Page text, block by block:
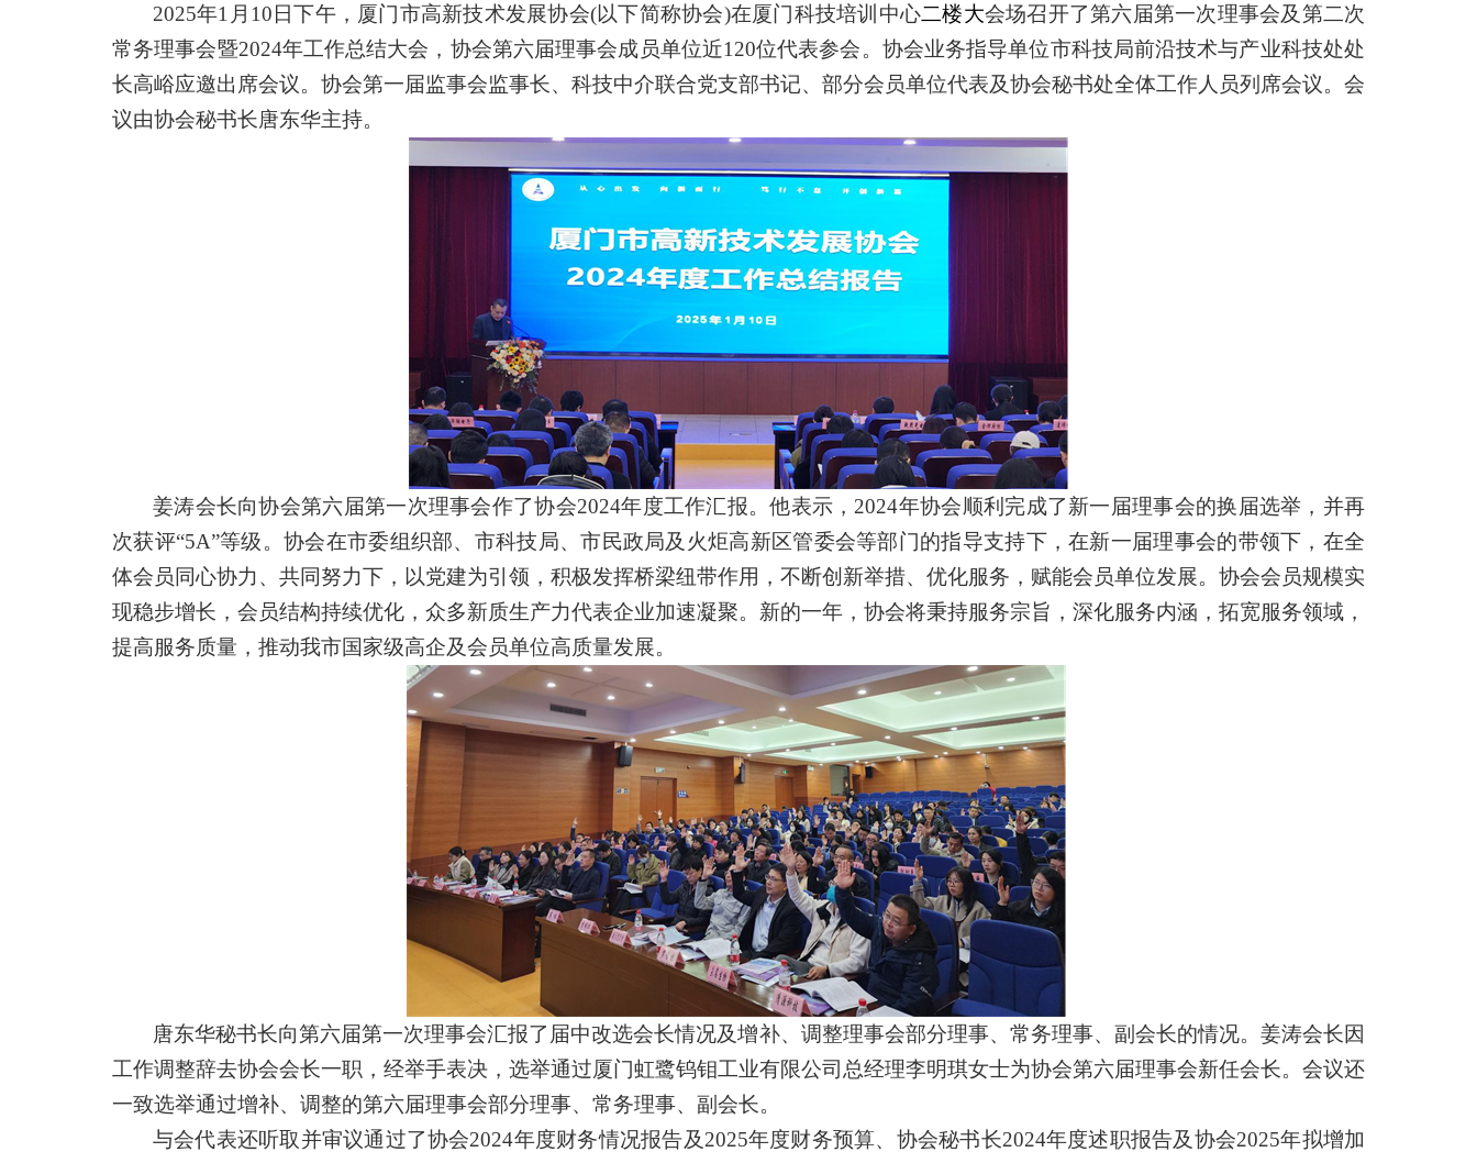
2025年1月10日下午，厦门市高新技术发展协会(以下简称协会)在厦门科技培训中心二楼大会场召开了第六届第一次理事会及第二次
常务理事会暨2024年工作总结大会，协会第六届理事会成员单位近120位代表参会。协会业务指导单位市科技局前沿技术与产业科技处处
长高峪应邀出席会议。协会第一届监事会监事长、科技中介联合党支部书记、部分会员单位代表及协会秘书处全体工作人员列席会议。会
议由协会秘书长唐东华主持。
姜涛会长向协会第六届第一次理事会作了协会2024年度工作汇报。他表示，2024年协会顺利完成了新一届理事会的换届选举，并再
次获评“5A”等级。协会在市委组织部、市科技局、市民政局及火炬高新区管委会等部门的指导支持下，在新一届理事会的带领下，在全
体会员同心协力、共同努力下，以党建为引领，积极发挥桥梁纽带作用，不断创新举措、优化服务，赋能会员单位发展。协会会员规模实
现稳步增长，会员结构持续优化，众多新质生产力代表企业加速凝聚。新的一年，协会将秉持服务宗旨，深化服务内涵，拓宽服务领域，
提高服务质量，推动我市国家级高企及会员单位高质量发展。
唐东华秘书长向第六届第一次理事会汇报了届中改选会长情况及增补、调整理事会部分理事、常务理事、副会长的情况。姜涛会长因
工作调整辞去协会会长一职，经举手表决，选举通过厦门虹鹭钨钼工业有限公司总经理李明琪女士为协会第六届理事会新任会长。会议还
一致选举通过增补、调整的第六届理事会部分理事、常务理事、副会长。
与会代表还听取并审议通过了协会2024年度财务情况报告及2025年度财务预算、协会秘书长2024年度述职报告及协会2025年拟增加